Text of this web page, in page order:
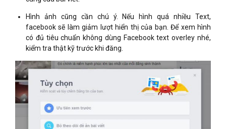
Hình ảnh cũng cần chú ý. Nếu hình quá nhiều Text,
facebook sẽ làm giảm lượt hiển thị của bạn. Để xem hình
có đủ tiêu chuẩn không dùng Facebook text overley nhé,
kiểm tra thật kỹ trước khi đăng.